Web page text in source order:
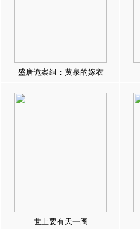
盛唐诡案组：黄泉的嫁衣
世上要有天一阁